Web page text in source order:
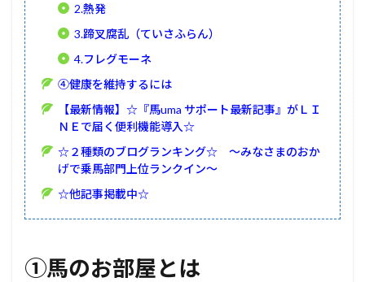
2.熱発
3.蹄叉腐乱（ていさふらん）
4.フレグモーネ
④健康を維持するには
【最新情報】☆『馬uma サポート最新記事』がＬＩ
ＮＥで届く便利機能導入☆
☆２種類のブログランキング☆ ～みなさまのおか
げで乗馬部門上位ランクイン～
☆他記事掲載中☆
①馬のお部屋とは